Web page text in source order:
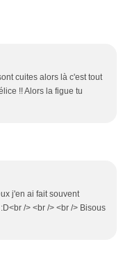
cuites alors là c'est tout
!! Alors la figue tu
j'en ai fait souvent
/> <br /> <br /> Bisous